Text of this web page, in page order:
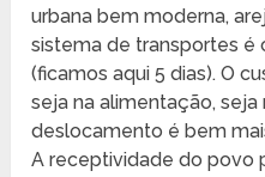
urbana bem moderna,
sistema de transportes
(ficamos aqui 5 dias). O
seja na alimentação, seja
deslocamento é bem
A receptividade do povo